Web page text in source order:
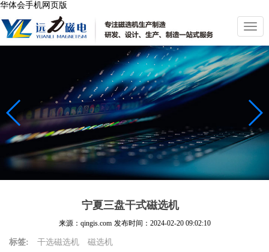
华体会手机网页版
切
换
导
航
宁夏三盘干式磁选机
来源：qingis.com 发布时间： 2024-02-20 09:02:10
标签: 干选磁选机 磁选机